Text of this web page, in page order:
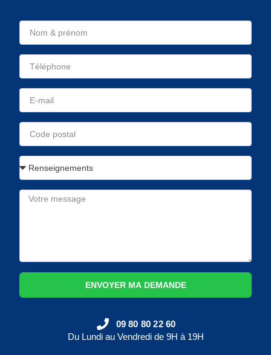
ENVOYER MA DEMANDE
09 80 80 22 60
Du Lundi au Vendredi de 9H à 19H